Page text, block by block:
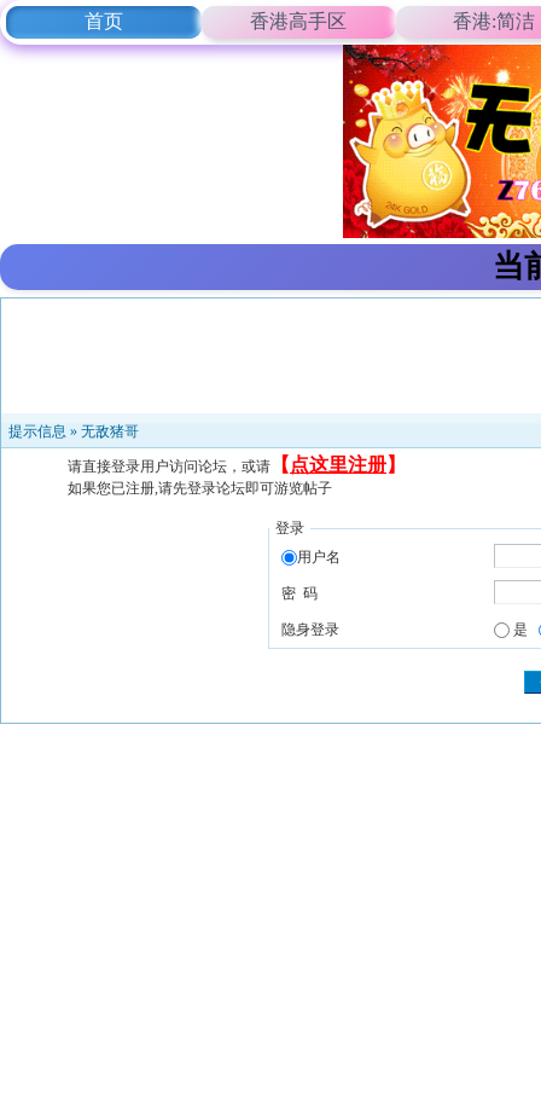
首页 香港高手区 香港:简洁
当
提示信息 » 无敌猪哥
请直接登录用户访问论坛，或请 【 点这里注册】
如果您已注册,请先登录论坛即可游览帖子
登录
用户名
密 码
隐身登录 是